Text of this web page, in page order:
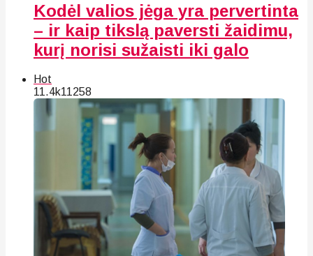
Kodėl valios jėga yra pervertinta
– ir kaip tikslą paversti žaidimu,
kurį norisi sužaisti iki galo
Hot
11.4k11258